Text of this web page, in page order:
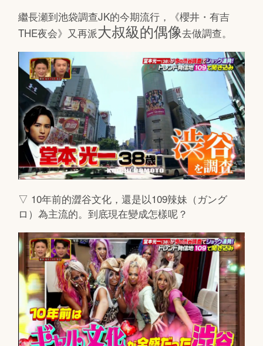
繼長瀬到池袋調查JK的今期流行，《櫻井・有吉
THE夜会》又再派大叔級的偶像去做調查。
▽ 10年前的澀谷文化，還是以109辣妹（ガング
ロ）為主流的。到底現在變成怎樣呢？